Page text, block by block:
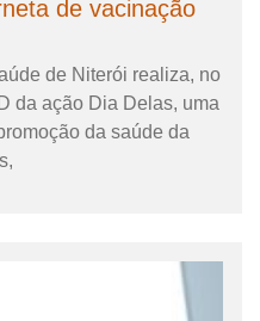
de vacinação
de Niterói realiza, no
da ação Dia Delas, uma
da saúde da